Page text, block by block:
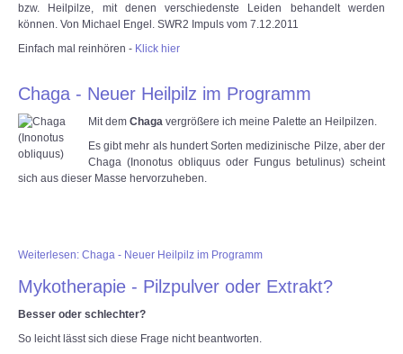
bzw. Heilpilze, mit denen verschiedenste Leiden behandelt werden
können. Von Michael Engel. SWR2 Impuls vom 7.12.2011
Einfach mal reinhören - Klick hier
Chaga - Neuer Heilpilz im Programm
Mit dem Chaga vergrößere ich meine Palette an Heilpilzen.
Es gibt mehr als hundert Sorten medizinische Pilze, aber der
Chaga (Inonotus obliquus oder Fungus betulinus) scheint
sich aus dieser Masse hervorzuheben.
Weiterlesen: Chaga - Neuer Heilpilz im Programm
Mykotherapie - Pilzpulver oder Extrakt?
Besser oder schlechter?
So leicht lässt sich diese Frage nicht beantworten.